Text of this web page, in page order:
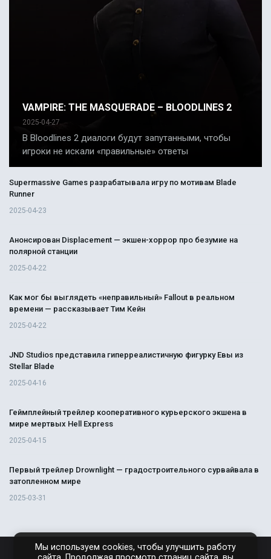
VAMPIRE: THE MASQUERADE – BLOODLINES 2
2025-04-27
В Bloodlines 2 диалоги будут запутанными, чтобы
игроки не искали «правильные» ответы
Supermassive Games разрабатывала игру по мотивам Blade
Runner
2025-04-23
Анонсирован Displacement — экшен-хоррор про безумие на
полярной станции
2025-04-22
Как мог бы выглядеть «неправильный» Fallout в реальном
времени — рассказывает Тим Кейн
2025-04-22
JND Studios представила гиперреалистичную фигурку Евы из
Stellar Blade
2025-04-16
Геймплейный трейлер кооперативного курьерского экшена в
мире мертвых Hell Express
2025-04-15
Первый трейлер Drownlight — градостроительного сурвайвала в
затопленном мире
2025-03-31
Мы используем cookies, чтобы улучшить работу